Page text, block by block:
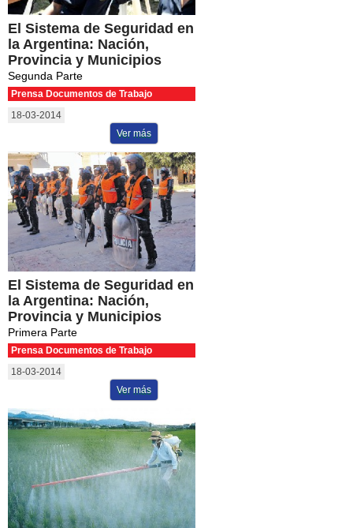
El Sistema de Seguridad en
la Argentina: Nación,
Provincia y Municipios
Segunda Parte
Prensa Documentos de Trabajo
18-03-2014
Ver más
El Sistema de Seguridad en
la Argentina: Nación,
Provincia y Municipios
Primera Parte
Prensa Documentos de Trabajo
18-03-2014
Ver más